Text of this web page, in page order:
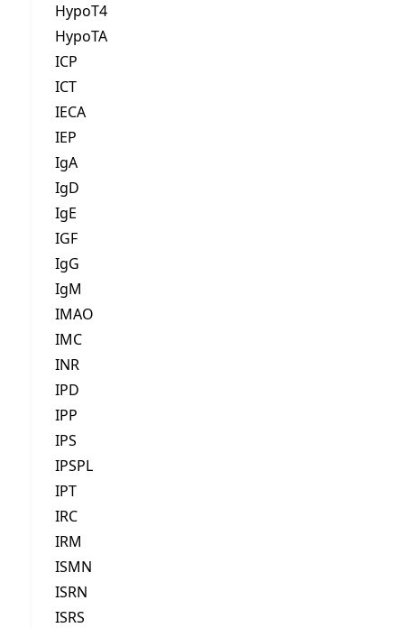
HypoT4
HypoTA
ICP
ICT
IECA
IEP
IgA
IgD
IgE
IGF
IgG
IgM
IMAO
IMC
INR
IPD
IPP
IPS
IPSPL
IPT
IRC
IRM
ISMN
ISRN
ISRS